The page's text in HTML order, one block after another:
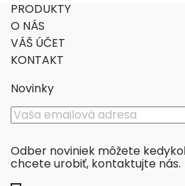
PRODUKTY
O NÁS
VÁŠ ÚČET
KONTAKT
Novinky
Odber noviniek môžete
chcete urobiť, kontaktujte nás.